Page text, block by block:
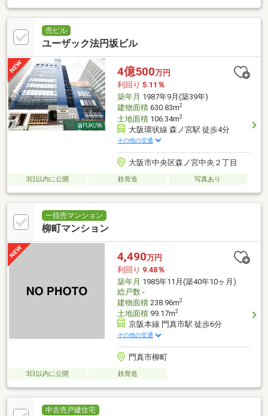
売ビル
ユーザック法円坂ビル
4億500万円
利回り 5.11％
築年月 1987年9月(築39年)
建物面積630.83m2
土地面積106.34m2
大阪環状線 森ノ宮駅 徒歩4分
その他の交通
大阪市中央区森ノ宮中央２丁目
3日以内に公開 鉄骨造 写真あり
一括売マンション
柳町マンション
4,490万円
利回り 9.48％
築年月 1985年11月(築40年10ヶ月)
総戸数-
建物面積238.96m2
土地面積99.17m2
京阪本線 門真市駅 徒歩6分
その他の交通
門真市柳町
3日以内に公開 鉄骨造
中古売戸建住宅